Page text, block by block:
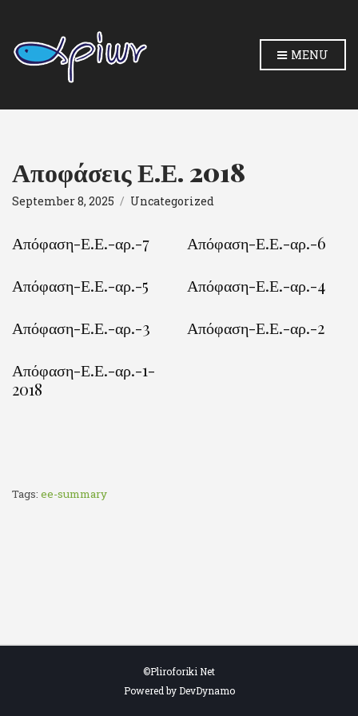
MENU
Αποφάσεις Ε.Ε. 2018
September 8, 2025 Uncategorized
Απόφαση-Ε.Ε.-αρ.-7
Απόφαση-Ε.Ε.-αρ.-6
Απόφαση-Ε.Ε.-αρ.-5
Απόφαση-Ε.Ε.-αρ.-4
Απόφαση-Ε.Ε.-αρ.-3
Απόφαση-Ε.Ε.-αρ.-2
Απόφαση-Ε.Ε.-αρ.-1-
2018
Tags: ee-summary
©Pliroforiki Net
Powered by DevDynamo